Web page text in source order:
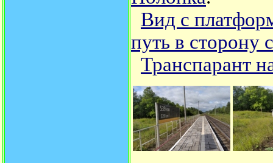
Вид с
путь в сторону
Транспарант